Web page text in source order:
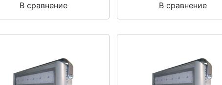
В сравнение
В сравнение